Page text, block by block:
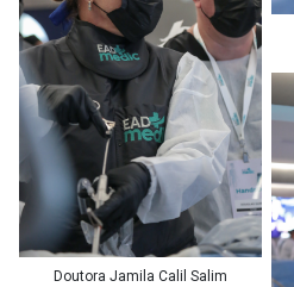
Doutora Jamila Calil Salim